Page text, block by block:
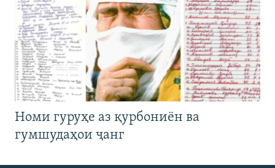
Номи гуруҳе аз қурбониён ва
гумшудаҳои ҷанг